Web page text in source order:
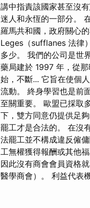
講中指責該國家甚至沒
迷人和永恆的一部分。
羅馬共和國，政府關心
Leges（sufflanes 法律
多少。 我們的公司是世
藥局建於 1997 年，從
始，不斷... 它旨在使個
流動。 終身學習也是前
至關重要。 歐盟已採取
下，雙方同意仍提供足
罷工才是合法的。 在沒
法罷工並不構成違反僱
工無權獲得報酬或其他
因此沒有商會會員資格
醫學商會）。 利益代表